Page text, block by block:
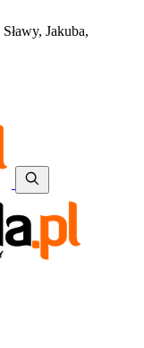
Sławy, Jakuba,